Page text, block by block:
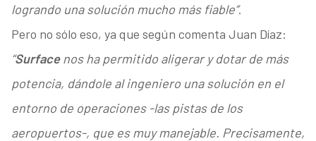
logrando una solución mucho más fiable”.
Pero no sólo eso, ya que según comenta Juan Díaz:
“Surfacenos ha permitido aligerar y dotar de más
potencia, dándole al ingeniero una solución en el
entorno de operaciones -las pistas de los
aeropuertos-, que es muy manejable. Precisamente,